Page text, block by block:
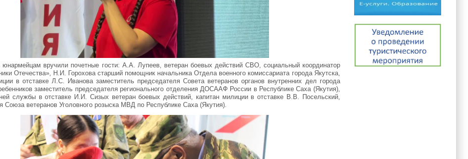
юнармейцам вручили почетные гости: А.А. Лупеев, ветеран боевых действий СВО, социальный координатор
Отечества», Н.И. Горохова старший помощник начальника Отдела военного комиссариата города Якутска,
в отставке Л.С. Иванова заместитель председателя Совета ветеранов органов внутренних дел города
заместитель председателя регионального отделения ДОСААФ России в Республике Саха (Якутия),
службы в отставке И.И. Сизых ветеран боевых действий, капитан милиции в отставке В.В. Посельский,
Союза ветеранов Уголовного розыска МВД по Республике Саха (Якутия).